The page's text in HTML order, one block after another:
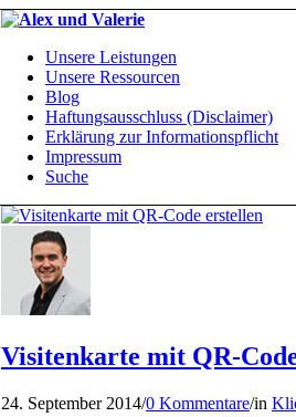
Unsere Leistungen
Unsere Ressourcen
Blog
Haftungsausschluss (Disclaimer)
Erklärung zur Informationspflicht
Impressum
Suche
Visitenkarte mit QR-
24. September 2014/0 Kommentare/in